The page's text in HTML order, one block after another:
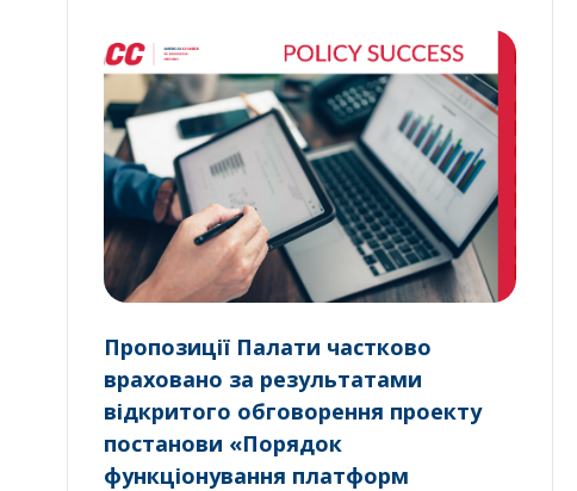
Пропозиції Палати частково
враховано за результатами
відкритого обговорення проекту
постанови «Порядок
функціонування платформ